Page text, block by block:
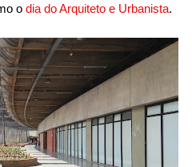
o dia do Arquiteto e Urbanista.